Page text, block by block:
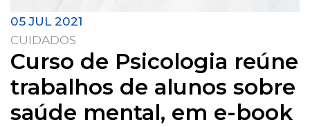
05 JUL 2021
CUIDADOS
Curso de Psicologia reúne
trabalhos de alunos sobre
saúde mental, em e-book